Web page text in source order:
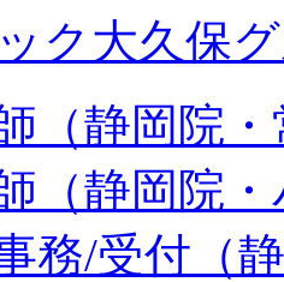
ク大久保
（静岡院
（静岡院
務/受付（